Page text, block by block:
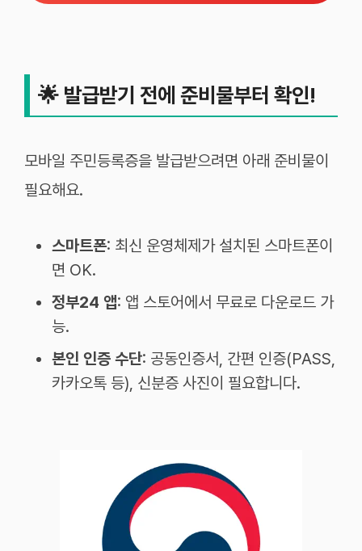
🌟 발급받기 전에 준비물부터 확인!
모바일 주민등록증을 발급받으려면 아래 준비물이
필요해요.
스마트폰: 최신 운영체제가 설치된 스마트폰이
면 OK.
정부24 앱: 앱 스토어에서 무료로 다운로드 가
능.
본인 인증 수단: 공동인증서, 간편 인증(PASS,
카카오톡 등), 신분증 사진이 필요합니다.